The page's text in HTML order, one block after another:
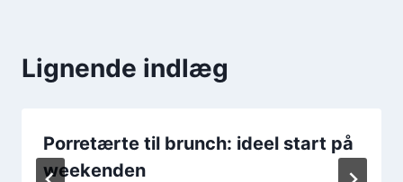
Lignende indlæg
Porretærte til brunch: ideel start på
weekenden